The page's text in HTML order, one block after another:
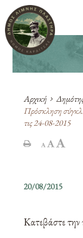
Αρχική
Πρόσκληση
τις 24-08-2015
20/08/2015
Κατεβάστε